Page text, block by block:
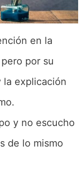
en la
por su
la explicación
y no escucho
de lo mismo